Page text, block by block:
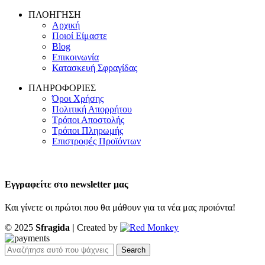
ΠΛΟΗΓΗΣΗ
Αρχική
Ποιοί Είμαστε
Blog
Επικοινωνία
Κατασκευή Σφραγίδας
ΠΛΗΡΟΦΟΡΙΕΣ
Όροι Χρήσης
Πολιτική Απορρήτου
Τρόποι Αποστολής
Τρόποι Πληρωμής
Επιστροφές Προϊόντων
Εγγραφείτε στο newsletter μας
Και γίνετε οι πρώτοι που θα μάθουν για τα νέα μας προιόντα!
© 2025 Sfragida | Created by
Search